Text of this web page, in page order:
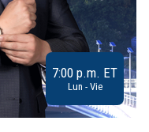
7:00 p.m. ET
Lun - Vie